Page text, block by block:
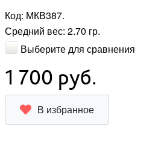
Код: МКВ387.
Средний вес: 2.70 гр.
Выберите для сравнения
1 700 руб.
В избранное